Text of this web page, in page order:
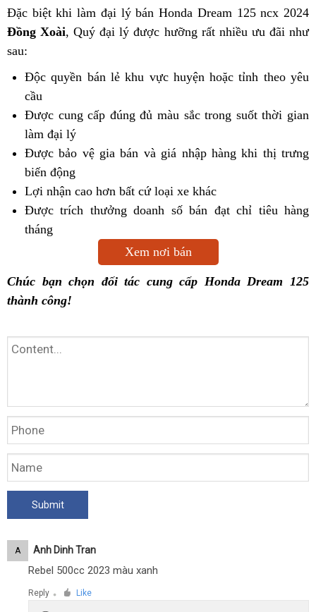
Đặc biệt khi làm đại lý bán Honda Dream 125 ncx 2024
Đồng Xoài, Quý đại lý được hưỡng rất nhiều ưu đãi như
sau:
Độc quyền bán lẻ khu vực huyện hoặc tỉnh theo yêu
cầu
Được cung cấp đúng đủ màu sắc trong suốt thời gian
làm đại lý
Được bảo vệ gia bán và giá nhập hàng khi thị trưng
biến động
Lợi nhận cao hơn bất cứ loại xe khác
Được trích thưởng doanh số bán đạt chỉ tiêu hàng
tháng
Xem nơi bán
Chúc bạn chọn đối tác cung cấp Honda Dream 125
thành công!
A Anh Dinh Tran
Rebel 500cc 2023 màu xanh
Reply ● Like